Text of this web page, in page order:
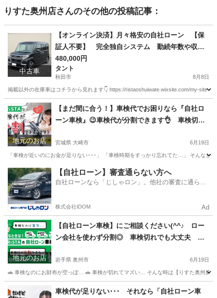
りすた奥州店さんのその他の投稿記事：
中古車
【オンライン決済】月々格安の自社ローン 【保
証人不要】 完全独自システム 勤続年数や収入
も不問です◎ 【車検2年付き】タントカスタム☆
4WD☆修復歴なし 詳細・在庫情報は今すぐ本文
をcheck👇
480,000円
タント
秋田市 8月8日
掲載以外の在庫車はコチラから見れます👇 https://ristaoshuiwate.wixsite.com/my-site
秋田 秋田市 タント 月々
地元のお店
【まだ間に合う！】車検代でお困りなら『自社ロ
ーン車検』😉車検代が分割できます👌 車検切れ
宮城県 大崎市 6月19日
「車検が近いのにお金が足りない･･･」 「車検時期をすっかり忘れてた…」 そんなと
宮城 大崎市 車検
【自社ローン】審査通らない方へ
自社ローンなら「じしゃロン」。他社の審査に通らな
株式会社IDOM Ad
地元のお店
【自社ローン車検】にご相談ください(^^♪ ロー
ン会社を使わず分割◎ 車検切れでも大丈夫 保
岩手県 奥州市 6月19日
🚗 車検なのにお財布が空っぽ… 🚗 車検が切れてマズい… そんな時は【りすた奥州店
車検
車検代が足りない･･･ それなら「自社ローン車